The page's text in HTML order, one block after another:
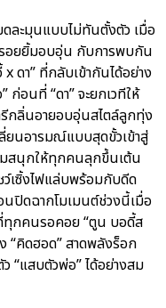
ละมุนแบบไม่ทันตั้งตัว เมื่อ
อยยิ้มอบอุ่น กับการพบกัน
ดา” ที่กลับเข้ากันได้อย่าง
ก่อนที่ “ดา” จะยกเวทีให้
รีกลิ่นอายอบอุ่นสไตล์ลูกทุ่ง
ยนอารมณ์แบบสุดขั้วเข้าสู่
มสนุกให้ทุกคนลุกขึ้นเต้น
ว์เซิ้งไฟแล่บพร้อมกับดีด
ปิดฉากโมเมนต์ช่วงนี้เมื่อ
ที่ทุกคนรอคอย “ตูน บอดี้ส
“คิดฮอด” สาดพลังร็อก
“แสบตัวพ่อ” ได้อย่างสม